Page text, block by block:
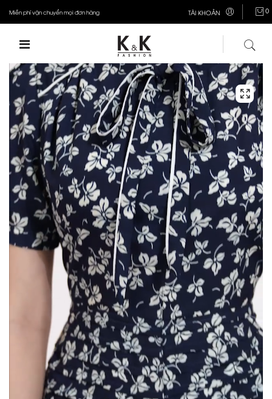
Miễn phí vận chuyển mọi đơn hàng TÀI KHOẢN 0